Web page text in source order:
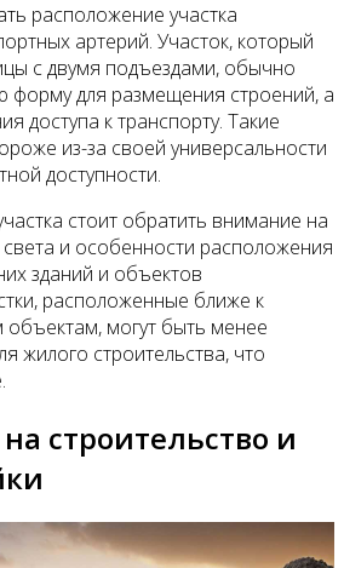
расположение участка
артерий. Участок, который
с двумя подъездами, обычно
форму для размещения строений, а
доступа к транспорту. Такие
из-за своей универсальности
доступности.
стоит обратить внимание на
и особенности расположения
зданий и объектов
расположенные ближе к
могут быть менее
жилого строительства, что
строительство и